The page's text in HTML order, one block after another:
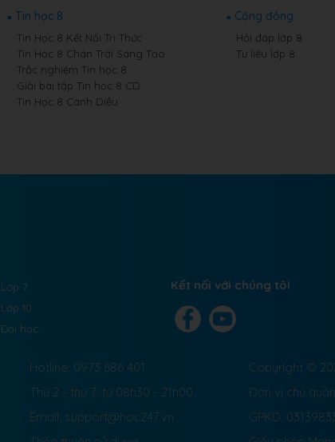
Tin học 8
Tin Học 8 Kết Nối Tri Thức
Tin Học 8 Chân Trời Sáng Tạo
Trắc nghiệm Tin học 8
Giải bài tập Tin học 8 CD
Tin Học 8 Cánh Diều
Cộng đồng
Hỏi đáp lớp 8
Tư liệu lớp 8
Lớp 7
Lớp 10
Đại học
Kết nối với chúng tôi
Hotline: 0973 686 401
Thứ 2 - thứ 7: từ 08h30 - 21h00
Email: support@hoc247.vn
Copyright ©
Đơn vị chủ
GPKD: